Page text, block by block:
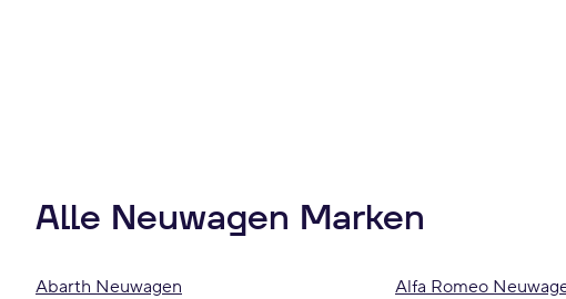
Alle Neuwagen Marken
Abarth Neuwagen Alfa Romeo